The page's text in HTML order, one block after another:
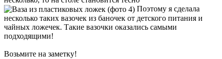
Поэтому я сделала
несколько таких вазочек из баночек от детского питания и
чайных ложечек. Такие вазочки оказались самыми
подходящими!
Возьмите на заметку!